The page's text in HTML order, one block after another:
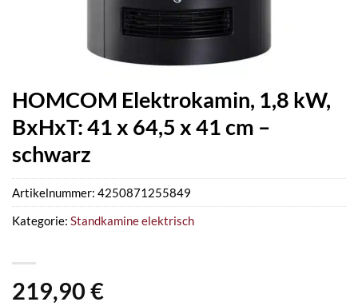
HOMCOM Elektrokamin, 1,8 kW,
BxHxT: 41 x 64,5 x 41 cm –
schwarz
219,90 €
Artikelnummer: 4250871255849
Kategorie: Standkamine elektrisch